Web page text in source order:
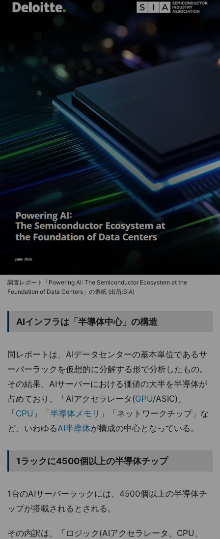
調査レポート「Powering AI: The Semiconductor Ecosystem at the
Foundation of Data Centers」の表紙 (出所:SIA)
AIインフラは「半導体中心」の構造
同レポートは、AIデータセンターの基本単位であるサ
ーバーラックを仮想的に分解する形で分析したもの。
その結果、AIサーバーにおける価値の大半を半導体が
占めており、「AIアクセラレータ(GPU/ASIC)」
「 CPU 」「 半導体メモリ 」「ネットワークチップ」な
ど、いわゆるAI半導体が構成の中心となっている。
1ラックに4500個以上の半導体チップ
1台のAIサーバーラックには、4500個以上の半導体チ
ップが搭載されるとされる。
その内訳は、「ロジック(AIアクセラレータ、CPU、